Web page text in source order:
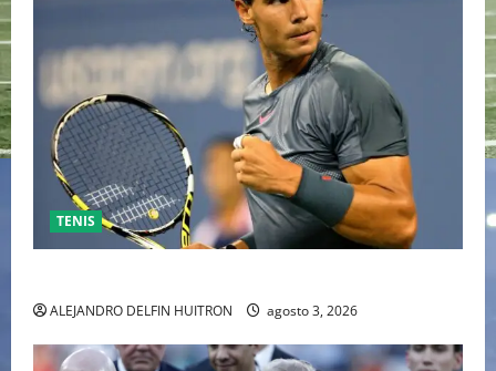
TENIS
ALEJANDRO DELFIN HUITRON agosto 3, 2026